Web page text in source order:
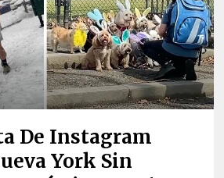
De Instagram
York Sin